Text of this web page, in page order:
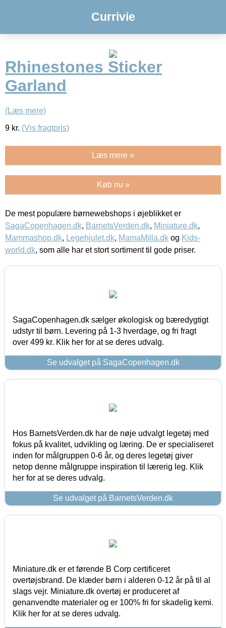
Currivie
Rhinestones Sticker
Garland
(Læs mere)
9 kr. (Vis fragtpris)
Læs mere »
Køb nu »
De mest populære børnewebshops i øjeblikket er
SagaCopenhagen.dk, BarnetsVerden.dk, Miniature.dk,
Mammashop.dk, Legehjulet.dk, MamaMilla.dk og Kids-
world.dk, som alle har et stort sortiment til gode priser.
SagaCopenhagen.dk sælger økologisk og bæredygtigt
udstyr til børn. Levering på 1-3 hverdage, og fri fragt
over 499 kr. Klik her for at se deres udvalg.
Se udvalget på SagaCopenhagen.dk
Hos BarnetsVerden.dk har de nøje udvalgt legetøj med
fokus på kvalitet, udvikling og læring. De er specialiseret
inden for målgruppen 0-6 år, og deres legetøj giver
netop denne målgruppe inspiration til lærerig leg. Klik
her for at se deres udvalg.
Se udvalget på BarnetsVerden.dk
Miniature.dk er et førende B Corp certificeret
overtøjsbrand. De klæder børn i alderen 0-12 år på til al
slags vejr. Miniature.dk overtøj er produceret af
genanvendte materialer og er 100% fri for skadelig kemi.
Klik her for at se deres udvalg.